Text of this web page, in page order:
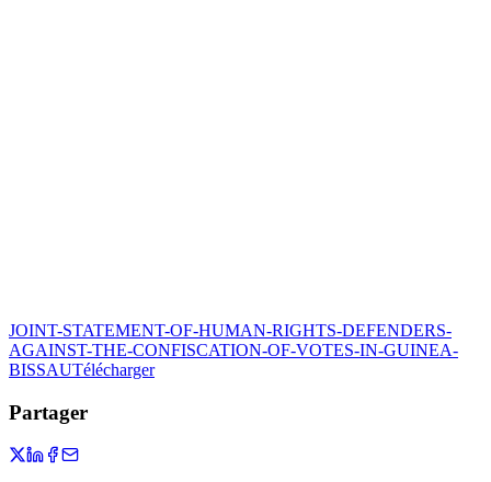
JOINT-STATEMENT-OF-HUMAN-RIGHTS-DEFENDERS-
AGAINST-THE-CONFISCATION-OF-VOTES-IN-GUINEA-
BISSAUTélécharger
Partager